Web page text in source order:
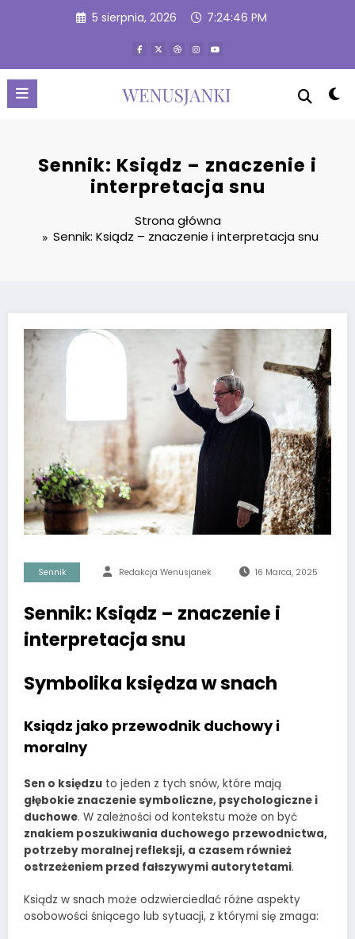
5 sierpnia, 2026 7:24:47 PM
Sennik: Ksiądz – znaczenie i
interpretacja snu
Strona główna
Sennik: Ksiądz – znaczenie i interpretacja snu
Sennik Redakcja Wenusjanek 16 Marca, 2025
Sennik: Ksiądz – znaczenie i
interpretacja snu
Symbolika księdza w snach
Ksiądz jako przewodnik duchowy i
moralny
Sen o księdzu to jeden z tych snów, które mają
głębokie znaczenie symboliczne, psychologiczne i
duchowe. W zależności od kontekstu może on być
znakiem poszukiwania duchowego przewodnictwa,
potrzeby moralnej refleksji, a czasem również
ostrzeżeniem przed fałszywymi autorytetami.
Ksiądz w snach może odzwierciedlać różne aspekty
osobowości śniącego lub sytuacji, z którymi się zmaga: